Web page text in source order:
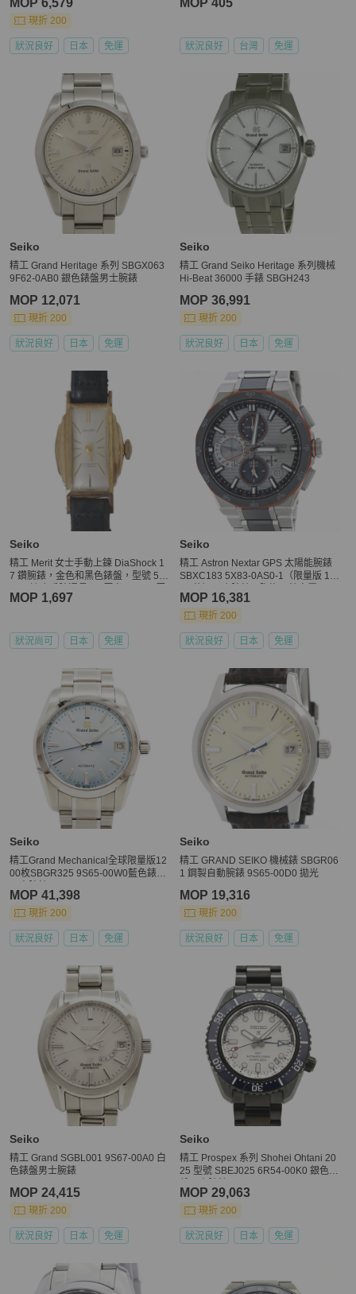
現折 200
狀況良好 日本 免運 狀況良好 台灣 免運
Seiko
精工 Grand Heritage 系列 SBGX063
9F62-0AB0 銀色錶盤男士腕錶
MOP 12,071
現折 200
狀況良好 日本 免運
Seiko
精工 Grand Seiko Heritage 系列機械
Hi-Beat 36000 手錶 SBGH243
MOP 36,991
現折 200
狀況良好 日本 免運
Seiko
精工 Merit 女士手動上鍊 DiaShock 1
7 鑽腕錶，金色和黑色錶盤，型號 52
米。
MOP 1,697
狀況尚可 日本 免運
Seiko
精工 Astron Nextar GPS 太陽能腕錶
SBXC183 5X83-0AS0-1（限量版 12
534
MOP 16,381
現折 200
狀況良好 日本 免運
Seiko
精工Grand Mechanical全球限量版12
00枚SBGR325 9S65-00W0藍色錶盤
MOP 41,398
現折 200
狀況良好 日本 免運
Seiko
精工 GRAND SEIKO 機械錶 SBGR06
1 鋼製自動腕錶 9S65-00D0 拋光
MOP 19,316
現折 200
狀況良好 日本 免運
Seiko
精工 Grand SGBL001 9S67-00A0 白
色錶盤男士腕錶
MOP 24,415
現折 200
狀況良好 日本 免運
Seiko
精工 Prospex 系列 Shohei Ohtani 20
25 型號 SBEJ025 6R54-00K0 銀色錶
MOP 29,063
現折 200
狀況良好 日本 免運